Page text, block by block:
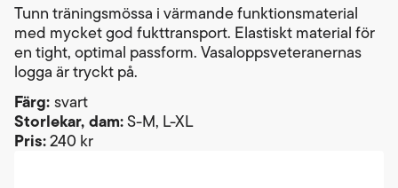
Tunn träningsmössa i värmande funktionsmaterial
med mycket god fukttransport. Elastiskt material för
en tight, optimal passform. Vasaloppsveteranernas
logga är tryckt på.
Färg:svart
Storlekar, dam:S-M, L-XL
Pris:240 kr